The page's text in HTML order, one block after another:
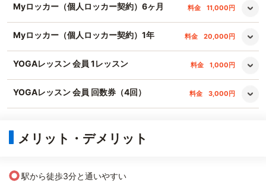
Myロッカー（個人ロッカー契約）6ヶ月 料金 11,000円
Myロッカー（個人ロッカー契約）1年 料金 20,000円
YOGAレッスン 会員 1レッスン 料金 1,000円
YOGAレッスン 会員 回数券（4回） 料金 3,000円
メリット・デメリット
○駅から徒歩3分と通いやすい